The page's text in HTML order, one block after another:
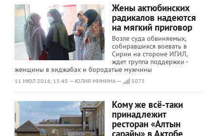
Жены актюбинских
радикалов надеются
на мягкий приговор
Возле суда обвиняемых,
собиравшихся воевать в
Сирии на стороне ИГИЛ,
ждет группа поддержки -
женщины в хиджабах и бородатые мужчины
11 ИЮЛ 2016, 15:45 — ЮЛИЯ МИНИНА — 5075
Кому же всё-таки
принадлежит
ресторан «Алтын
сарайы» в Актобе